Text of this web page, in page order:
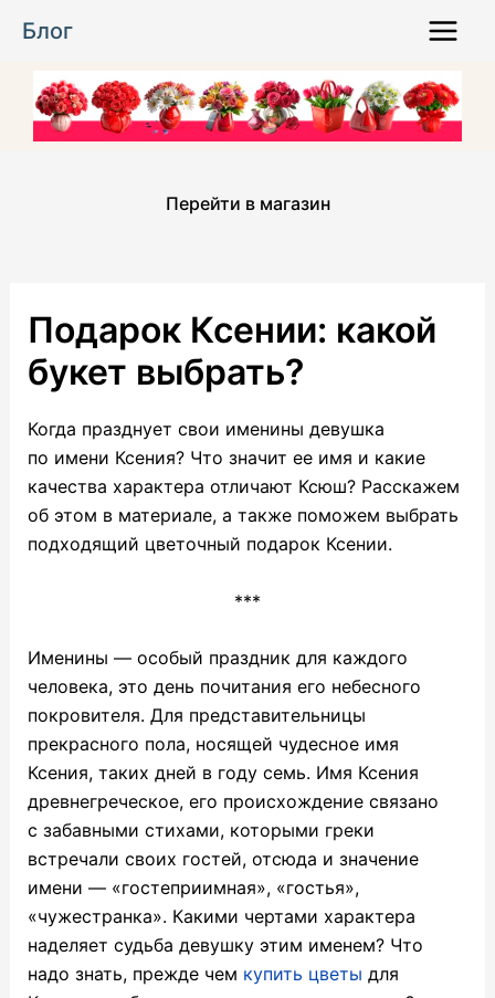
Блог
Menu
Перейти в магазин
Подарок Ксении: какой
букет выбрать?
Когда празднует свои именины девушка
по имени Ксения? Что значит ее имя и какие
качества характера отличают Ксюш? Расскажем
об этом в материале, а также поможем выбрать
подходящий цветочный подарок Ксении.
***
Именины — особый праздник для каждого
человека, это день почитания его небесного
покровителя. Для представительницы
прекрасного пола, носящей чудесное имя
Ксения, таких дней в году семь. Имя Ксения
древнегреческое, его происхождение связано
с забавными стихами, которыми греки
встречали своих гостей, отсюда и значение
имени — «гостеприимная», «гостья»,
«чужестранка». Какими чертами характера
наделяет судьба девушку этим именем? Что
надо знать, прежде чем купить цветы для